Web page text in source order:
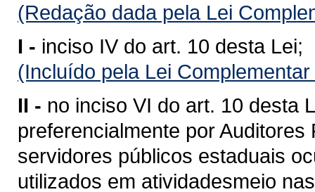
(Redação dada pela Lei
I - inciso IV do art. 10 desta Lei;
(Incluído pela Lei
II - no inciso VI do art. 10 desta
preferencialmente por
servidores públicos estaduais
utilizados em atividadesmeio